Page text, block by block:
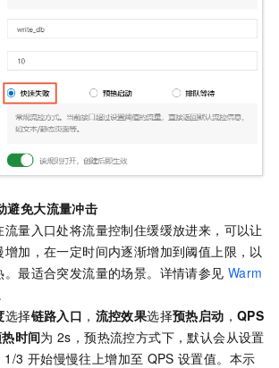
避免大流量冲击
量入口处将流量控制住缓缓放进来，可以让
加，在一定时间内逐渐增加到阈值上限，以
。最适合突发流量的场景。详情请参见 Warm
选择链路入口 ， 流控效果选择预热启动 ，QPS
时间为 2s，预热流控方式下，默认会从设置
1/3 开始慢慢往上增加至 QPS 设置值。本示